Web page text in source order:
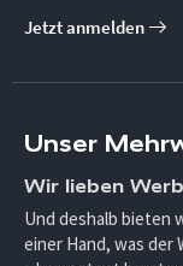
Jetzt anmelden
Unser
Wir lieben
Und deshalb bieten
einer Hand, was der